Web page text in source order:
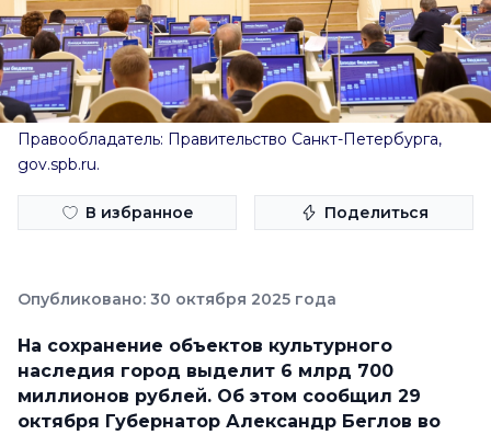
Правообладатель: Правительство Санкт-Петербурга,
gov.spb.ru.
В избранное Поделиться
Опубликовано: 30 октября 2025 года
На сохранение объектов культурного
наследия город выделит 6 млрд 700
миллионов рублей. Об этом сообщил 29
октября Губернатор Александр Беглов во